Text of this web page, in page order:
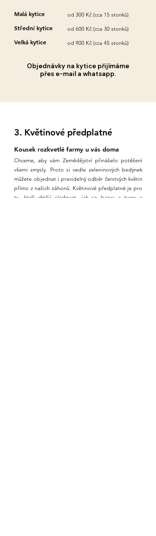
Malá kytice
Střední kytice
Velká kytice
od 300 Kč (cca 15 stonků)
od 600 Kč (cca 30 stonků)
od 900 Kč (cca 45 stonků)
Objednávky na kytice přijímáme
přes e-mail a whatsapp.
3. Květinové předplatné
Kousek rozkvetlé farmy u vás doma
Chceme, aby vám Zemědějství přinášelo potěšení
všemi smysly. Proto si vedle zeleninových bedýnek
můžete objednat i pravidelný odběr čerstvých květin
přímo z našich záhonů. Květinové předplatné je pro
ty, kteří chtějí sledovat, jak se barvy a tvary v